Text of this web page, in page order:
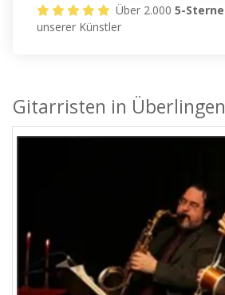
Über 2.0005-Sterne
unserer Künstler
Gitarristen in Überlingen